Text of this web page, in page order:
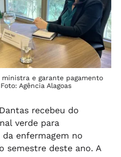
e garante pagamento
Foto: Agência Alagoas
recebeu do
verde para
enfermagem no
semestre deste ano. A